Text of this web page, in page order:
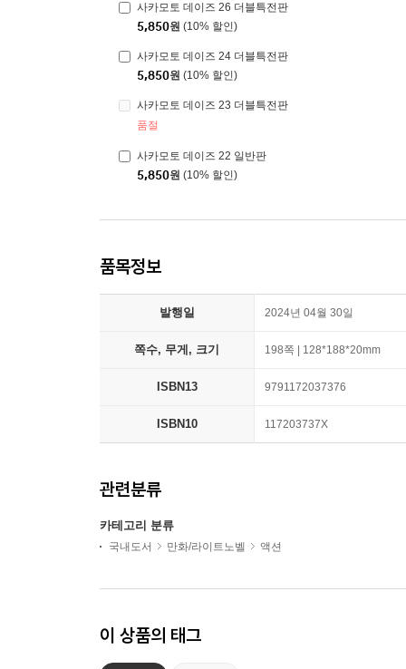
사카모토 데이즈 26 더블특전판
5,850원 (10% 할인)
사카모토 데이즈 24 더블특전판
5,850원 (10% 할인)
사카모토 데이즈 23 더블특전판
품절
사카모토 데이즈 22 일반판
5,850원 (10% 할인)
품목정보
발행일 2024년 04월 30일
쪽수, 무게, 크기 198쪽 | 128*188*20mm
ISBN13 9791172037376
ISBN10 117203737X
관련분류
카테고리 분류
국내도서 만화/라이트노벨 액션
이 상품의 태그